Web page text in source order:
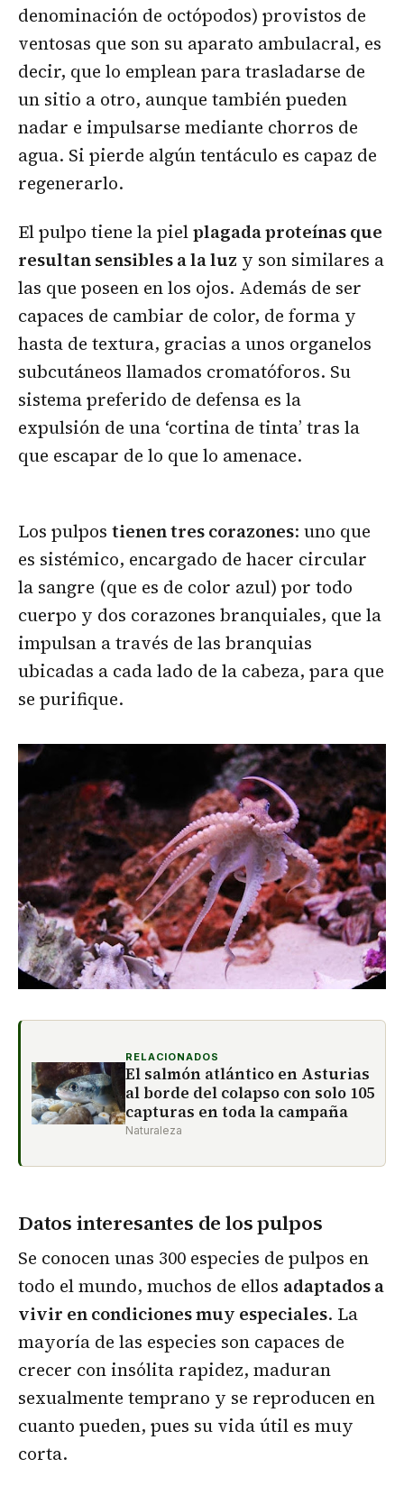
denominación de octópodos) provistos de
ventosas que son su aparato ambulacral, es
decir, que lo emplean para trasladarse de
un sitio a otro, aunque también pueden
nadar e impulsarse mediante chorros de
agua. Si pierde algún tentáculo es capaz de
regenerarlo.
El pulpo tiene la pielplagada proteínas que
resultan sensibles a la luz y son similares a
las que poseen en los ojos. Además de ser
capaces de cambiar de color, de forma y
hasta de textura, gracias a unos organelos
subcutáneos llamados cromatóforos. Su
sistema preferido de defensa es la
expulsión de una ‘cortina de tinta’ tras la
que escapar de lo que lo amenace.
Los pulpos tienen tres corazones: uno que
es sistémico, encargado de hacer circular
la sangre (que es de color azul) por todo
cuerpo y dos corazones branquiales, que la
impulsan a través de las branquias
ubicadas a cada lado de la cabeza, para que
se purifique.
RELACIONADOS
El salmón atlántico en Asturias
al borde del colapso con solo 105
capturas en toda la campaña
Naturaleza
Datos interesantes de los pulpos
Se conocen unas 300 especies de pulpos en
todo el mundo, muchos de ellos adaptados a
vivir en condiciones muy especiales. La
mayoría de las especies son capaces de
crecer con insólita rapidez, maduran
sexualmente temprano y se reproducen en
cuanto pueden, pues su vida útil es muy
corta.